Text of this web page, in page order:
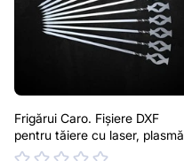
Frigărui Caro. Fișiere DXF
pentru tăiere cu laser, plasmă